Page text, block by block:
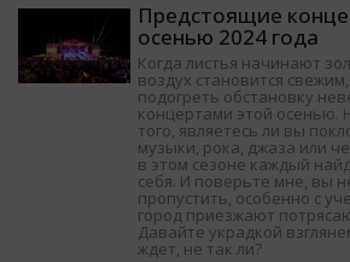
Предстоящие
осенью 2024 года
Когда листья начинают
воздух становится
подогреть обстановку
концертами этой осенью.
того, являетесь ли вы
музыки, рока, джаза или
в этом сезоне каждый
себя. И поверьте мне, вы
пропустить, особенно с
город приезжают
Давайте украдкой
ждет, не так ли?